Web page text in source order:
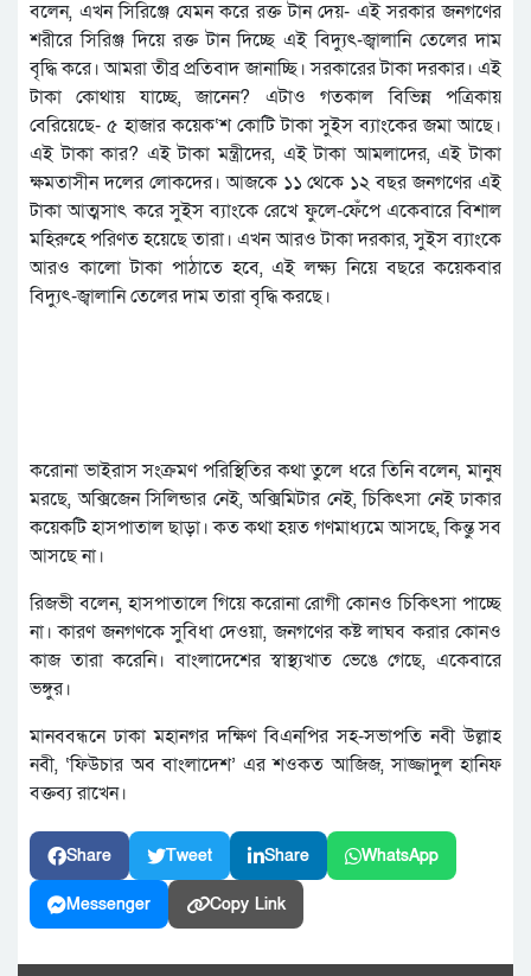
বলেন, এখন সিরিঞ্জে যেমন করে রক্ত টান দেয়- এই সরকার জনগণের
শরীরে সিরিঞ্জ দিয়ে রক্ত টান দিচ্ছে এই বিদ্যুৎ-জ্বালানি তেলের দাম
বৃদ্ধি করে। আমরা তীব্র প্রতিবাদ জানাচ্ছি। সরকারের টাকা দরকার। এই
টাকা কোথায় যাচ্ছে, জানেন? এটাও গতকাল বিভিন্ন পত্রিকায়
বেরিয়েছে- ৫ হাজার কয়েক‘শ কোটি টাকা সুইস ব্যাংকের জমা আছে।
এই টাকা কার? এই টাকা মন্ত্রীদের, এই টাকা আমলাদের, এই টাকা
ক্ষমতাসীন দলের লোকদের। আজকে ১১ থেকে ১২ বছর জনগণের এই
টাকা আত্মসাৎ করে সুইস ব্যাংকে রেখে ফুলে-ফেঁপে একেবারে বিশাল
মহিরুহে পরিণত হয়েছে তারা। এখন আরও টাকা দরকার, সুইস ব্যাংকে
আরও কালো টাকা পাঠাতে হবে, এই লক্ষ্য নিয়ে বছরে কয়েকবার
বিদ্যুৎ-জ্বালানি তেলের দাম তারা বৃদ্ধি করছে।
করোনা ভাইরাস সংক্রমণ পরিস্থিতির কথা তুলে ধরে তিনি বলেন, মানুষ
মরছে, অক্সিজেন সিলিন্ডার নেই, অক্সিমিটার নেই, চিকিৎসা নেই ঢাকার
কয়েকটি হাসপাতাল ছাড়া। কত কথা হয়ত গণমাধ্যমে আসছে, কিন্তু সব
আসছে না।
রিজভী বলেন, হাসপাতালে গিয়ে করোনা রোগী কোনও চিকিৎসা পাচ্ছে
না। কারণ জনগণকে সুবিধা দেওয়া, জনগণের কষ্ট লাঘব করার কোনও
কাজ তারা করেনি। বাংলাদেশের স্বাস্থ্যখাত ভেঙে গেছে, একেবারে
ভঙ্গুর।
মানববন্ধনে ঢাকা মহানগর দক্ষিণ বিএনপির সহ-সভাপতি নবী উল্লাহ
নবী, ‘ফিউচার অব বাংলাদেশ’ এর শওকত আজিজ, সাজ্জাদুল হানিফ
বক্তব্য রাখেন।
Share Tweet Share WhatsApp
Messenger Copy Link